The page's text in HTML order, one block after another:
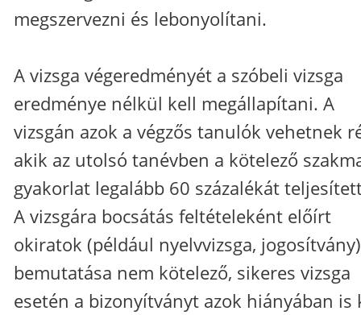
megszervezni és lebonyolítani.
A vizsga végeredményét a szóbeli vizsga
eredménye nélkül kell megállapítani. A
vizsgán azok a végzős tanulók vehetnek
akik az utolsó tanévben a kötelező
gyakorlat legalább 60 százalékát
A vizsgára bocsátás feltételeként előírt
okiratok (például nyelvvizsga, jogosítvány)
bemutatása nem kötelező, sikeres vizsga
esetén a bizonyítványt azok hiányában is